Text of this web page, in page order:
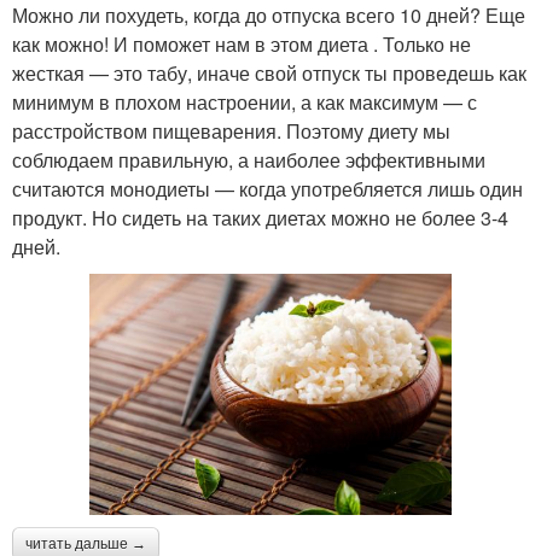
Можно ли похудеть, когда до отпуска всего 10 дней? Еще
как можно! И поможет нам в этом диета . Только не
жесткая — это табу, иначе свой отпуск ты проведешь как
минимум в плохом настроении, а как максимум — с
расстройством пищеварения. Поэтому диету мы
соблюдаем правильную, а наиболее эффективными
считаются монодиеты — когда употребляется лишь один
продукт. Но сидеть на таких диетах можно не более 3-4
дней.
читать дальше →